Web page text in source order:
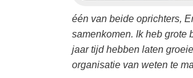
één van beide oprichters,
samenkomen. Ik heb grote
jaar tijd hebben laten
organisatie van weten te